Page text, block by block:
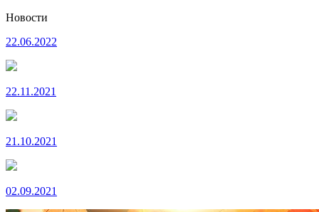
Новости
22.06.2022
22.11.2021
21.10.2021
02.09.2021